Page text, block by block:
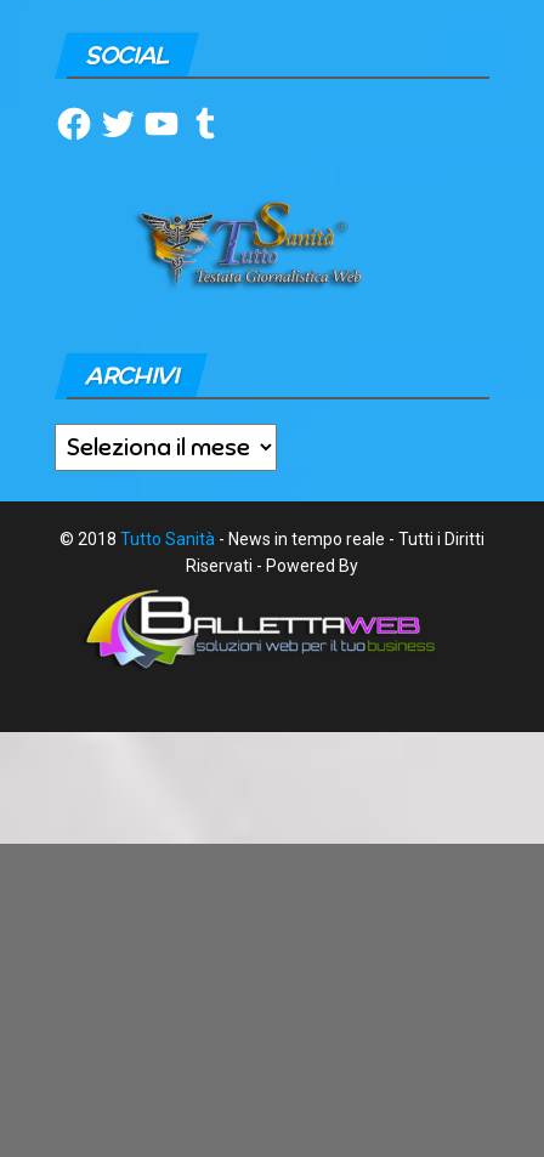
SOCIAL
Facebook
TwitterYouTubeTumblr
ARCHIVI
Archivi
© 2018 Tutto Sanità - News in tempo reale - Tutti i Diritti
Riservati - Powered By